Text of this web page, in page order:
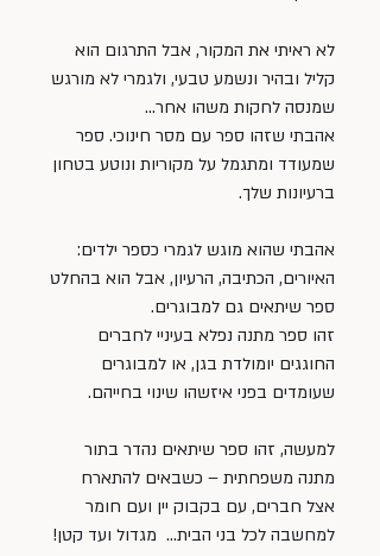
לא ראיתי את המקור, אבל התרגום הוא
קליל ובהיר ונשמע טבעי, ולגמרי לא מורגש
שמנסה לחקות משהו אחר…
אהבתי שזהו ספר עם מסר חינוכי. ספר
שמעודד ומתגמל על מקוריות ונוטע בטחון
ברעיונות שלך.
אהבתי שהוא מוגש לגמרי כספר ילדים:
האיורים, הכתיבה, הרעיון, אבל הוא בהחלט
ספר שיתאים גם למבוגרים.
זהו ספר מתנה נפלא בעיניי לחברים
החוגגים יומולדת בגן, או למבוגרים
שעומדים בפני איזשהו שינוי בחייהם.
למעשה, זהו ספר שיתאים נהדר בתור
מתנה משפחתית – כשבאים להתארח
אצל חברים, עם בקבוק יין ועם חומר
למחשבה לכל בני הבית…  מגדול ועד קטן!